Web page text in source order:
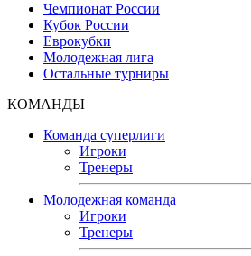
Чемпионат России
Кубок России
Еврокубки
Молодежная лига
Остальные турниры
КОМАНДЫ
Команда суперлиги
Игроки
Тренеры
Молодежная команда
Игроки
Тренеры